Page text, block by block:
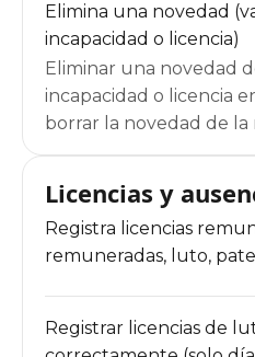
Elimina una novedad
incapacidad o licencia)
Eliminar una novedad
incapacidad o licencia
borrar la novedad de la
Licencias y
Registra licencias
remuneradas, luto,
Registrar licencias de